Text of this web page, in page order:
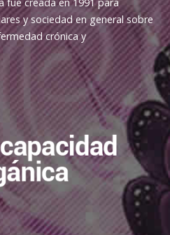
y sociedad en general sobre
crónica y